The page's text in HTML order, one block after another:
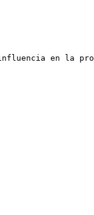
influencia en la